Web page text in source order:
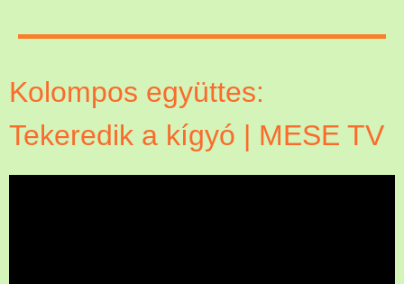
Kolompos együttes:
Tekeredik a kígyó | MESE TV